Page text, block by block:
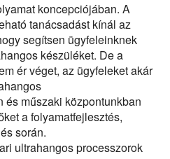
koncepciójában. A
tanácsadást kínál az
segítsen ügyfeleinknek
készüléket. De a
ér véget, az ügyfeleket akár
és műszaki központunkban
a folyamatfejlesztés,
során.
ultrahangos processzorok